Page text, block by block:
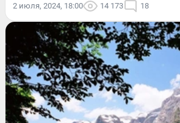
2 июля, 2024, 18:00 14 173 18